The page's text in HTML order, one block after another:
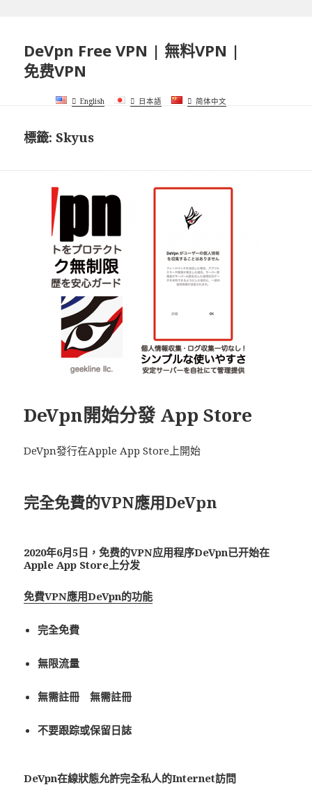
DeVpn Free VPN | 無料VPN |
免费VPN
標籤:Skyus
DeVpn開始分發 App Store
DeVpn發行在Apple App Store上開始
完全免費的VPN應用DeVpn
2020年6月5日，免费的VPN应用程序DeVpn已开始在
Apple App Store上分发
免費VPN應用DeVpn的功能
完全免費
無限流量
無需註冊 無需註冊
不要跟踪或保留日誌
DeVpn在線狀態允許完全私人的Internet訪問
English 日本語 简体中文